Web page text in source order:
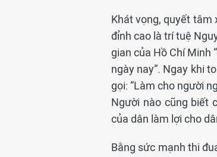
Khát vọng, quyết
đỉnh cao là trí tuệ
gian của Hồ Chí Minh
ngày nay”. Ngay khi
gọi: “Làm cho người
Người nào cũng biết
của dân làm lợi cho
Bằng sức mạnh thi